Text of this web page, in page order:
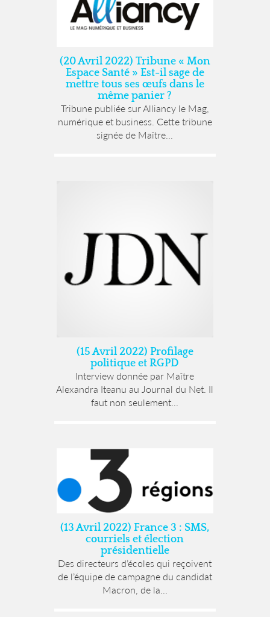
(20 Avril 2022) Tribune « Mon
Espace Santé » Est-il sage de
mettre tous ses œufs dans le
même panier ?
Tribune publiée sur Alliancy le Mag,
numérique et business. Cette tribune
signée de Maître...
(15 Avril 2022) Profilage
politique et RGPD
Interview donnée par Maître
Alexandra Iteanu au Journal du Net. Il
faut non seulement...
(13 Avril 2022) France 3 : SMS,
courriels et élection
présidentielle
Des directeurs d’écoles qui reçoivent
de l’équipe de campagne du candidat
Macron, de la...